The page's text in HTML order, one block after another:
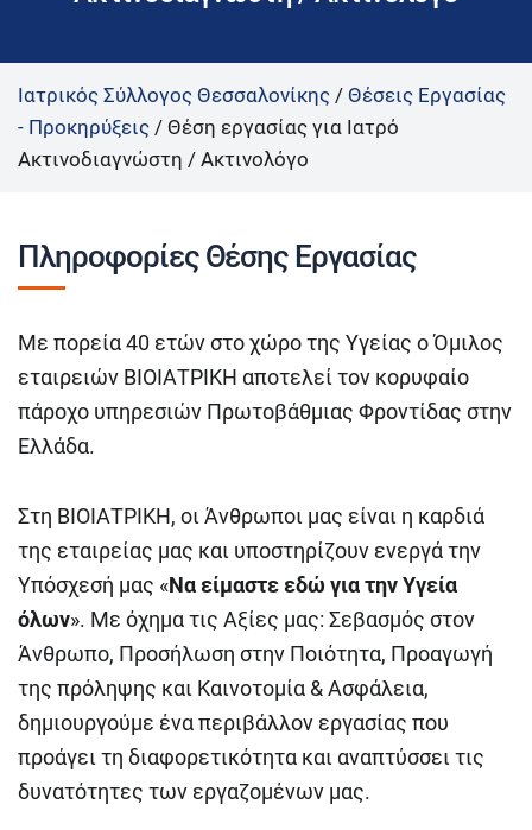
Ιατρικός Σύλλογος Θεσσαλονίκης / Θέσεις Εργασίας
- Προκηρύξεις / Θέση εργασίας για Ιατρό
Ακτινοδιαγνώστη / Ακτινολόγο
Πληροφορίες Θέσης Εργασίας
Με πορεία 40 ετών στο χώρο της Υγείας ο Όμιλος
εταιρειών ΒΙΟΙΑΤΡΙΚΗ αποτελεί τον κορυφαίο
πάροχο υπηρεσιών Πρωτοβάθμιας Φροντίδας στην
Ελλάδα.
Στη ΒΙΟΙΑΤΡΙΚΗ, οι Άνθρωποι μας είναι η καρδιά
της εταιρείας μας και υποστηρίζουν ενεργά την
Υπόσχεσή μας «Να είμαστε εδώ για την Υγεία
όλων». Με όχημα τις Αξίες μας: Σεβασμός στον
Άνθρωπο, Προσήλωση στην Ποιότητα, Προαγωγή
της πρόληψης και Καινοτομία & Ασφάλεια,
δημιουργούμε ένα περιβάλλον εργασίας που
προάγει τη διαφορετικότητα και αναπτύσσει τις
δυνατότητες των εργαζομένων μας.